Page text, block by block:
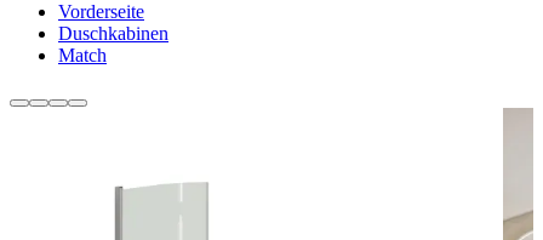
Vorderseite
Duschkabinen
Match